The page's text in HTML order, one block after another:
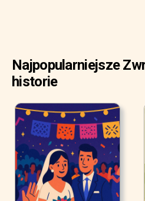
Najpopularniejsze
historie